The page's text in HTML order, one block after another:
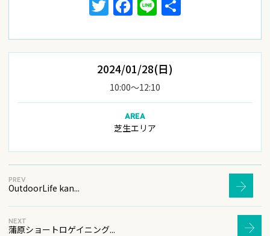
Twitter
Facebook
Line
2024/01/28(日)
10:00〜12:10
AREA
芝生エリア
PREV
OutdoorLife kan...
NEXT
蒲原ショートロゲイニング...